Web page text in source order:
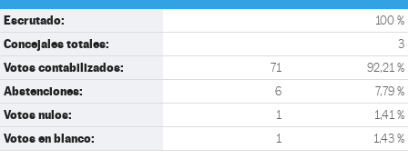
Escrutado: 100 %
Concejales totales: 3
Votos contabilizados: 71 92,21 %
Abstenciones: 6 7,79 %
Votos nulos: 1 1,41 %
Votos en blanco: 1 1,43 %